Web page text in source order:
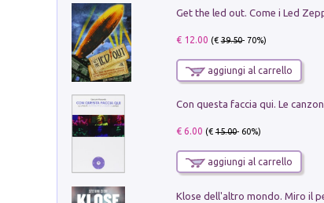
€ 12.00 (€39.50- 70%)
aggiungi al carrello
€ 6.00 (€15.00- 60%)
aggiungi al carrello